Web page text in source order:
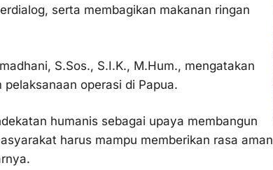
serta membagikan makanan ringan
S.Sos., S.I.K., M.Hum., mengatakan
operasi di Papua.
humanis sebagai upaya membangun
harus mampu memberikan rasa aman